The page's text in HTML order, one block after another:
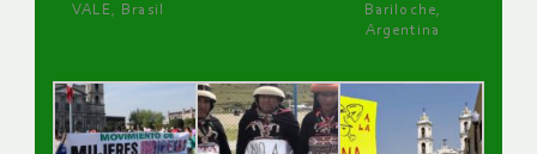
VALE, Brasil
Bariloche,
Argentina